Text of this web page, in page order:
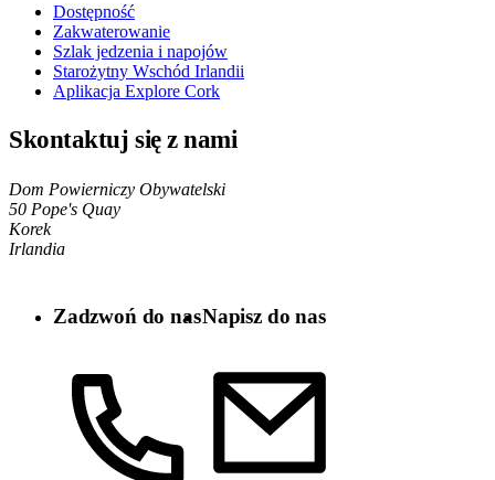
Dostępność
Zakwaterowanie
Szlak jedzenia i napojów
Starożytny Wschód Irlandii
Aplikacja Explore Cork
Skontaktuj się z nami
Dom Powierniczy Obywatelski
50 Pope's Quay
Korek
Irlandia
Zadzwoń do nasNapisz do nas